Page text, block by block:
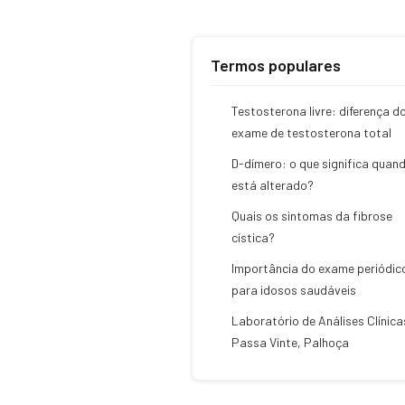
Termos populares
Testosterona livre: diferença do
exame de testosterona total
D-dímero: o que significa
está alterado?
Quais os sintomas da fibrose
cística?
Importância do exame
para idosos saudáveis
Laboratório de Análises
Passa Vinte, Palhoça